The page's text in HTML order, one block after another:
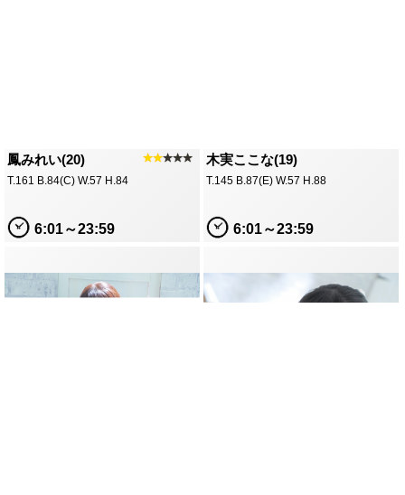
鳳みれい(20) ★★★★★
T.161 B.84(C) W.57 H.84
6:01～23:59
木実ここな(19)
T.145 B.87(E) W.57 H.88
6:01～23:59